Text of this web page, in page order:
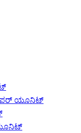
ಯೂನಿಟ್